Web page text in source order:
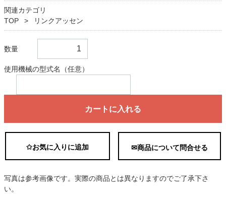
関連カテゴリ
TOP
リンクアッセン
数量
使用機械の型式名（任意）
カートに入れる
✩お気に入りに追加 ✉商品について問合せる
写真は参考画像です。実際の商品とは異なりますのでご了承下さ
い。